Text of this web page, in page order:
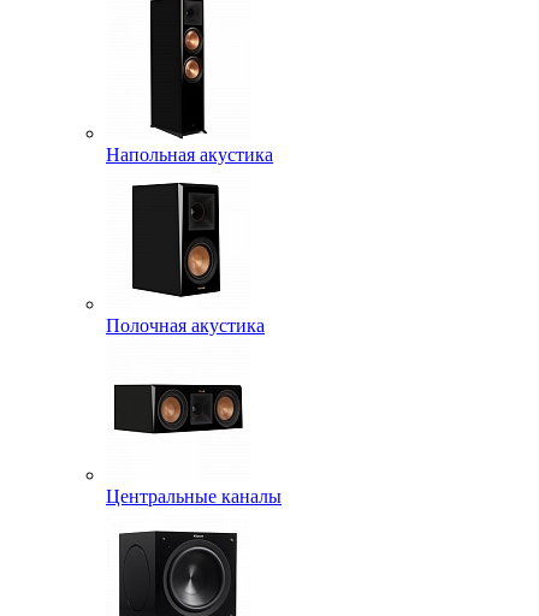
Напольная акустика
Полочная акустика
Центральные каналы